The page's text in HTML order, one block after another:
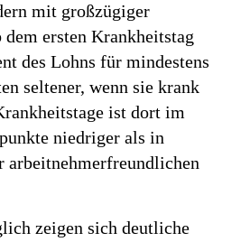
mit großzügiger
ersten Krankheitstag
des Lohns für mindestens
seltener, wenn sie krank
ist dort im
niedriger als in
arbeitnehmerfreundlichen
zeigen sich deutliche